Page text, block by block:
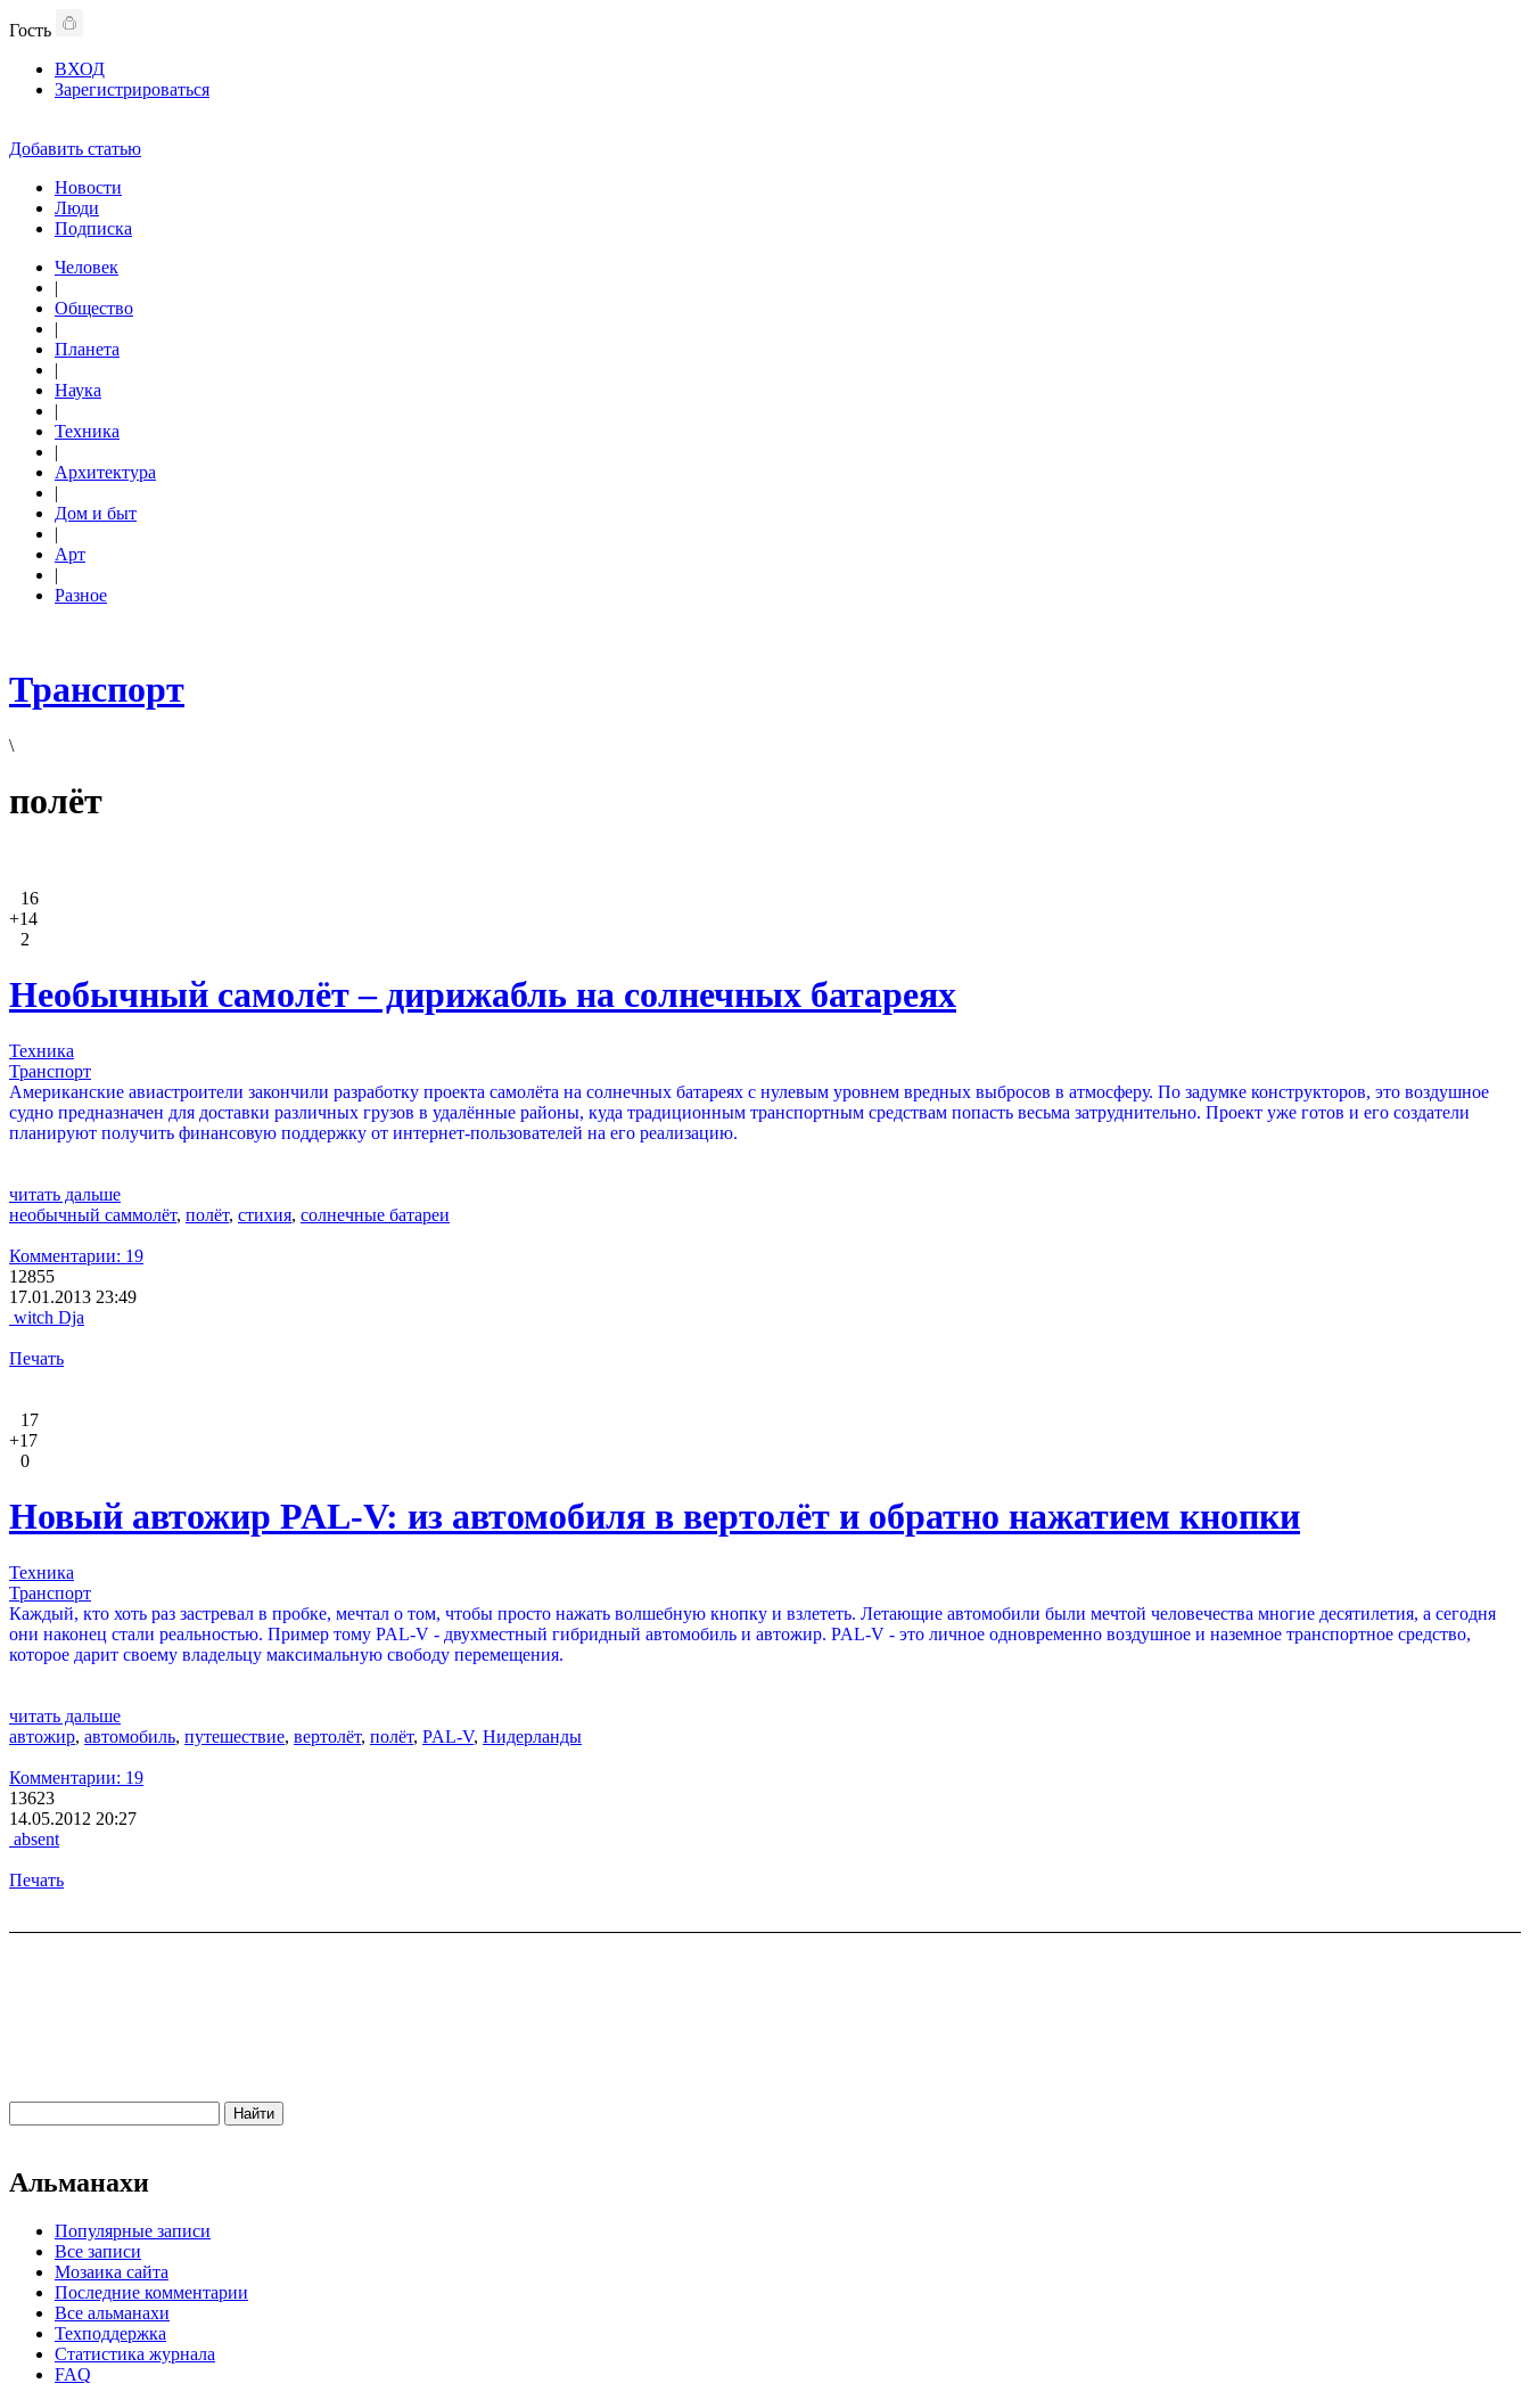
Гость
ВХОД
Зарегистрироваться
Добавить статью
Новости
Люди
Подписка
Человек
|
Общество
|
Планета
|
Наука
|
Техника
|
Архитектура
|
Дом и быт
|
Арт
|
Разное
Транспорт
\
полёт
16
+14
2
Необычный самолёт – дирижабль на солнечных батареях
Техника
Транспорт
Американские авиастроители закончили разработку проекта самолёта на солнечных батареях с нулевым уровнем вредных выбросов в атмосферу. По задумке конструкторов, это воздушное
судно предназначен для доставки различных грузов в удалённые районы, куда традиционным транспортным средствам попасть весьма затруднительно. Проект уже готов и его создатели
планируют получить финансовую поддержку от интернет-пользователей на его реализацию.
читать дальше
необычный саммолёт, полёт, стихия, солнечные батареи
Комментарии: 19
12855
17.01.2013 23:49
witch Dja
Печать
17
+17
0
Новый автожир PAL-V: из автомобиля в вертолёт и обратно нажатием кнопки
Техника
Транспорт
Каждый, кто хоть раз застревал в пробке, мечтал о том, чтобы просто нажать волшебную кнопку и взлететь. Летающие автомобили были мечтой человечества многие десятилетия, а сегодня
они наконец стали реальностью. Пример тому PAL-V - двухместный гибридный автомобиль и автожир. PAL-V - это личное одновременно воздушное и наземное транспортное средство,
которое дарит своему владельцу максимальную свободу перемещения.
читать дальше
автожир, автомобиль, путешествие, вертолёт, полёт, PAL-V, Нидерланды
Комментарии: 19
13623
14.05.2012 20:27
absent
Печать
Альманахи
Популярные записи
Все записи
Мозаика сайта
Последние комментарии
Все альманахи
Техподдержка
Статистика журнала
FAQ